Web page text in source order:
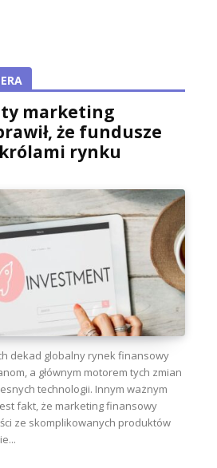
marketing
że fundusze
królami rynku
dekad globalny rynek finansowy
a głównym motorem tych zmian
technologii. Innym ważnym
fakt, że marketing finansowy
ze skomplikowanych produktów